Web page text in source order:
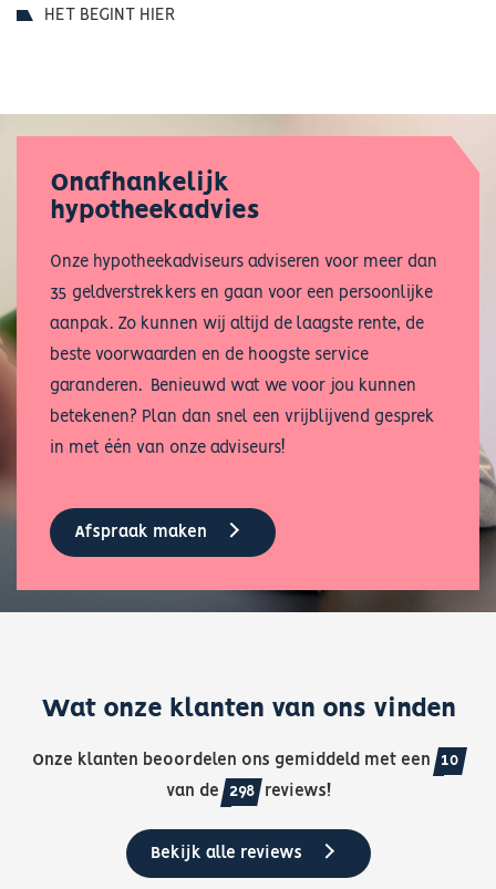
HET BEGINT HIER
Onafhankelijk
hypotheekadvies
Onze hypotheekadviseurs adviseren voor meer dan
35 geldverstrekkers en gaan voor een persoonlijke
aanpak. Zo kunnen wij altijd de laagste rente, de
beste voorwaarden en de hoogste service
garanderen. Benieuwd wat we voor jou kunnen
betekenen? Plan dan snel een vrijblijvend gesprek
in met één van onze adviseurs!
Afspraak maken
Wat onze klanten van ons vinden
Onze klanten beoordelen ons gemiddeld met een
10
van de 298 reviews!
Bekijk alle reviews